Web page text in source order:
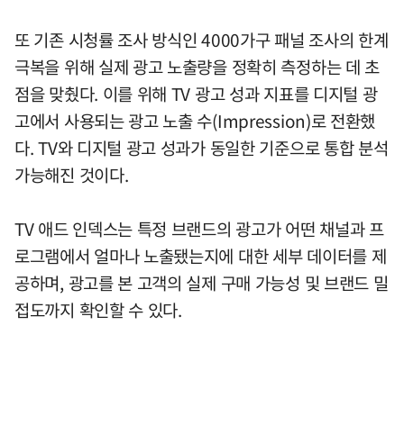
또 기존 시청률 조사 방식인 4000가구 패널 조사의 한계
극복을 위해 실제 광고 노출량을 정확히 측정하는 데 초
점을 맞췄다. 이를 위해 TV 광고 성과 지표를 디지털 광
고에서 사용되는 광고 노출 수(Impression)로 전환했
다. TV와 디지털 광고 성과가 동일한 기준으로 통합 분석
가능해진 것이다.
TV 애드 인덱스는 특정 브랜드의 광고가 어떤 채널과 프
로그램에서 얼마나 노출됐는지에 대한 세부 데이터를 제
공하며, 광고를 본 고객의 실제 구매 가능성 및 브랜드 밀
접도까지 확인할 수 있다.